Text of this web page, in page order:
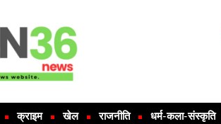
क्राइम खेल राजनीति धर्म-कला-संस्कृति